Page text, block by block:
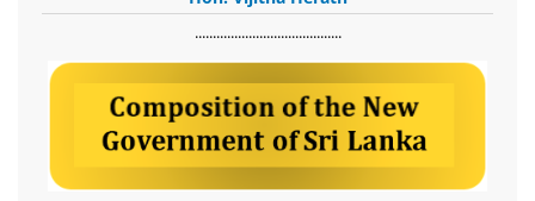
​.........................................